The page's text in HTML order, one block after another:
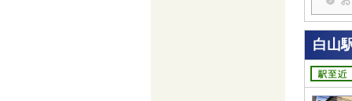
白山